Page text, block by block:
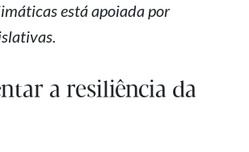
está apoiada por
a resiliência da